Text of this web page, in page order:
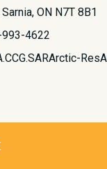
ON N7T 8B1
993-4622